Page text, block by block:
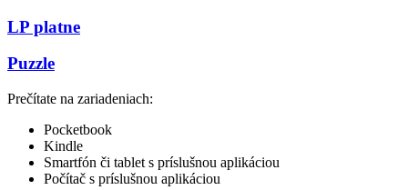
LP platne
Puzzle
Prečítate na zariadeniach:
Pocketbook
Kindle
Smartfón či tablet s príslušnou aplikáciou
Počítač s príslušnou aplikáciou